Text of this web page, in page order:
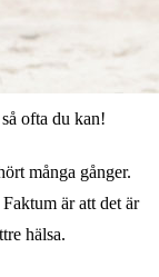
ofta du kan!
många gånger.
är att det är
hälsa.